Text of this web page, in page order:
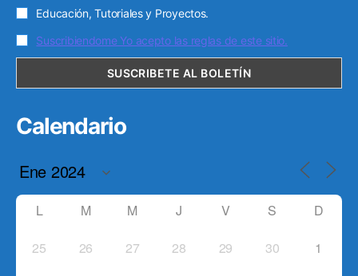
Educación, Tutoriales y Proyectos.
Suscribiendome Yo acepto las reglas de este sitio.
Calendario
L M M J V S D
25 26 27 28 29 30 1